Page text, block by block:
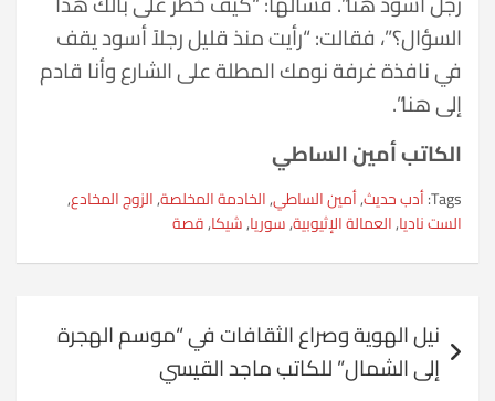
السؤال؟”، فقالت: “رأيت منذ قليل رجلاً أسود يقف
في نافذة غرفة نومك المطلة على الشارع وأنا قادم
إلى هنا”.
الكاتب أمين الساطي
Tags: أدب حديث,أمين الساطي,الخادمة المخلصة,الزوج المخادع,
الست ناديا,العمالة الإثيوبية,سوريا,شيكا,قصة
المقالات
نيل الهوية وصراع الثقافات في “موسم الهجرة
إلى الشمال” للكاتب ماجد القيسي